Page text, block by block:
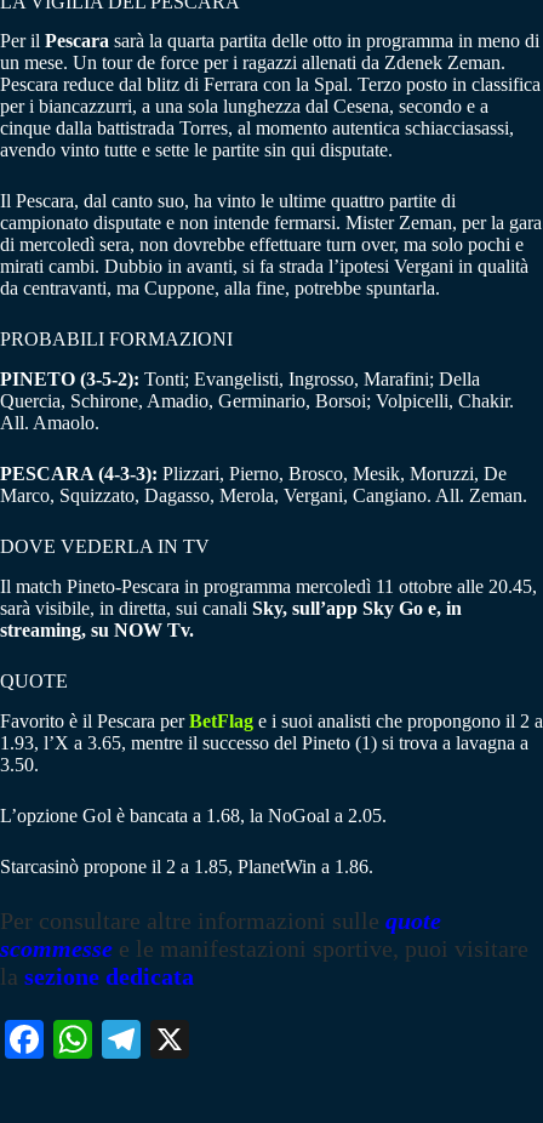
Per il Pescara sarà la quarta partita delle otto in programma in meno di
un mese. Un tour de force per i ragazzi allenati da Zdenek Zeman.
Pescara reduce dal blitz di Ferrara con la Spal. Terzo posto in classifica
per i biancazzurri, a una sola lunghezza dal Cesena, secondo e a
cinque dalla battistrada Torres, al momento autentica schiacciasassi,
avendo vinto tutte e sette le partite sin qui disputate.
Il Pescara, dal canto suo, ha vinto le ultime quattro partite di
campionato disputate e non intende fermarsi. Mister Zeman, per la gara
di mercoledì sera, non dovrebbe effettuare turn over, ma solo pochi e
mirati cambi. Dubbio in avanti, si fa strada l’ipotesi Vergani in qualità
da centravanti, ma Cuppone, alla fine, potrebbe spuntarla.
PROBABILI FORMAZIONI
PINETO (3-5-2): Tonti; Evangelisti, Ingrosso, Marafini; Della
Quercia, Schirone, Amadio, Germinario, Borsoi; Volpicelli, Chakir.
All. Amaolo.
PESCARA (4-3-3): Plizzari, Pierno, Brosco, Mesik, Moruzzi, De
Marco, Squizzato, Dagasso, Merola, Vergani, Cangiano. All. Zeman.
DOVE VEDERLA IN TV
Il match Pineto-Pescara in programma mercoledì 11 ottobre alle 20.45,
sarà visibile, in diretta, sui canali Sky, sull’app Sky Go e, in
streaming, su NOW Tv.
QUOTE
Favorito è il Pescara perBetFlag e i suoi analisti che propongono il 2 a
1.93, l’X a 3.65, mentre il successo del Pineto (1) si trova a lavagna a
3.50.
L’opzione Gol è bancata a 1.68, la NoGoal a 2.05.
Starcasinò propone il 2 a 1.85, PlanetWin a 1.86.
Per consultare altre informazioni sulle quote
scommesse e le manifestazioni sportive, puoi visitare
la sezione dedicata
Fa W
Te